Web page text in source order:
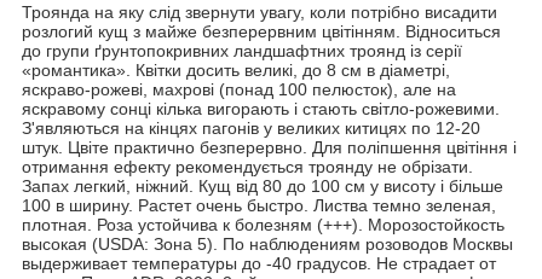
Троянда на яку слід звернути увагу, коли потрібно висадити
розлогий кущ з майже безперервним цвітінням. Відноситься
до групи ґрунтопокривних ландшафтних троянд із серії
«романтика». Квітки досить великі, до 8 см в діаметрі,
яскраво-рожеві, махрові (понад 100 пелюсток), але на
яскравому сонці кілька вигорають і стають світло-рожевими.
З'являються на кінцях пагонів у великих китицях по 12-20
штук. Цвіте практично безперервно. Для поліпшення цвітіння і
отримання ефекту рекомендується троянду не обрізати.
Запах легкий, ніжний. Кущ від 80 до 100 см у висоту і більше
100 в ширину. Растет очень быстро. Листва темно зеленая,
плотная. Роза устойчива к болезням (+++). Морозостойкость
высокая (USDA: Зона 5). По наблюдениям розоводов Москвы
выдерживает температуры до -40 градусов. Не страдает от